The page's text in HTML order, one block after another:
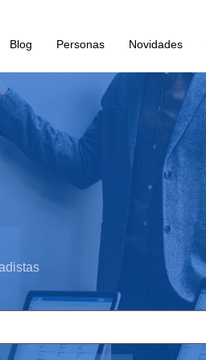
Blog Personas Novidades